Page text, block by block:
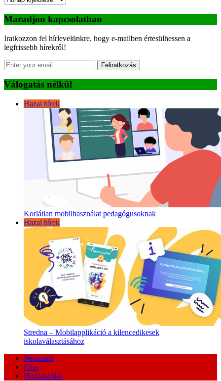
Maradjon kapcsolatban
Iratkozzon fel hírlevelünkre, hogy e-mailben értesülhessen a
legfrissebb hírekről!
Feliratkozás
Válogatás nélkül
Hazai hírek
Korlátlan mobilhasználat pedagógusoknak
Hazai hírek
Stredna – Mobilapplikáció a kilencedikesek
iskolaválasztásához
Népszerű
Friss
Hozzászólás